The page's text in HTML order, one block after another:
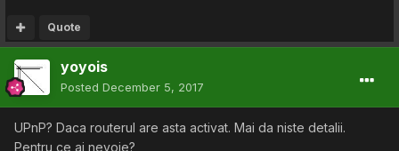
Quote
yoyois
Posted December 5, 2017
UPnP? Daca routerul are asta activat. Mai da niste detalii.
Pentru ce ai nevoie?